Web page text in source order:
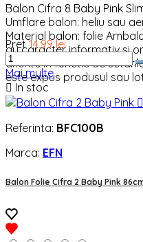
Balon Cifra 8 Baby Pink
Umflare balon: heliu sau
Material balon: folie
au caracter informativ si
diferite in functie de
este expus produsul sau
Pret 14,99 lei
Mai multe
 In stoc

Referinta: BFC100B
Marca: EFN
Balon Folie Cifra 2 Baby Pink